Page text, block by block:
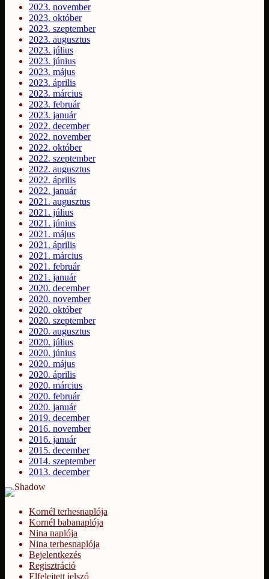
2023. november
2023. október
2023. szeptember
2023. augusztus
2023. július
2023. június
2023. május
2023. április
2023. március
2023. február
2023. január
2022. december
2022. november
2022. október
2022. szeptember
2022. augusztus
2022. április
2022. január
2021. augusztus
2021. július
2021. június
2021. május
2021. április
2021. március
2021. február
2021. január
2020. december
2020. november
2020. október
2020. szeptember
2020. augusztus
2020. július
2020. június
2020. május
2020. április
2020. március
2020. február
2020. január
2019. december
2016. november
2016. január
2015. december
2014. szeptember
2013. december
Kornél terhesnaplója
Kornél babanaplója
Nina naplója
Nina terhesnaplója
Bejelentkezés
Regisztráció
Elfelejtett jelszó